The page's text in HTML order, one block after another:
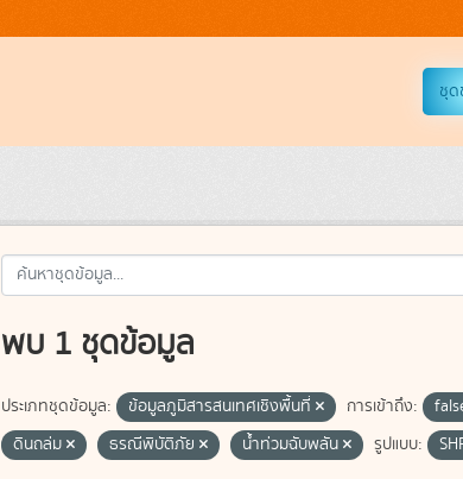
ชุ
พบ 1 ชุดข้อมูล
ประเภทชุดข้อมูล: ข้อมูลภูมิสารสนเทศเชิงพื้นที่ การเข้าถึง:
ดินถล่ม
ธรณีพิบัติภัย น้ำท่วมฉับพลัน รูปแบบ: